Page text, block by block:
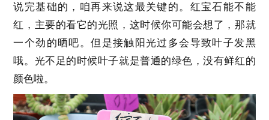
说完基础的，咱再来说这最关键的。红宝石能不能
红，主要的看它的光照，这时候你可能会想了，那就
一个劲的晒吧。但是接触阳光过多会导致叶子发黑
哦。光不足的时候叶子就是普通的绿色，没有鲜红的
颜色啦。